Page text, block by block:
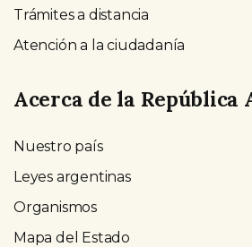
Trámites a distancia
Atención a la ciudadanía
Acerca de la República
Nuestro país
Leyes argentinas
Organismos
Mapa del Estado